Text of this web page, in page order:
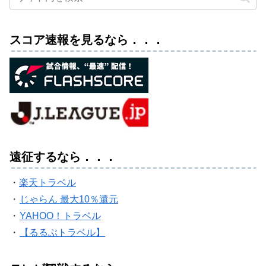
スコア速報を見るなら．．．
遠征するなら．．．
・ 楽天トラベル
・ じゃらん 最大10％還元
・ YAHOO！トラベル
・
【るるぶトラベル】